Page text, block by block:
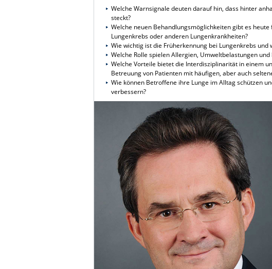
Welche Warnsignale deuten darauf hin, dass hinter
steckt?
Welche neuen Behandlungsmöglichkeiten gibt es
Lungenkrebs oder anderen Lungenkrankheiten?
Wie wichtig ist die Früherkennung bei Lungenkrebs
Welche Rolle spielen Allergien, Umweltbelastungen
Welche Vorteile bietet die Interdisziplinarität in einem
Betreuung von Patienten mit häufigen, aber auch
Wie können Betroffene ihre Lunge im Alltag schützen
verbessern?